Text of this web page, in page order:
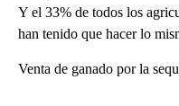
Y el 33% de todos los
han tenido que hacer lo
Venta de ganado por la